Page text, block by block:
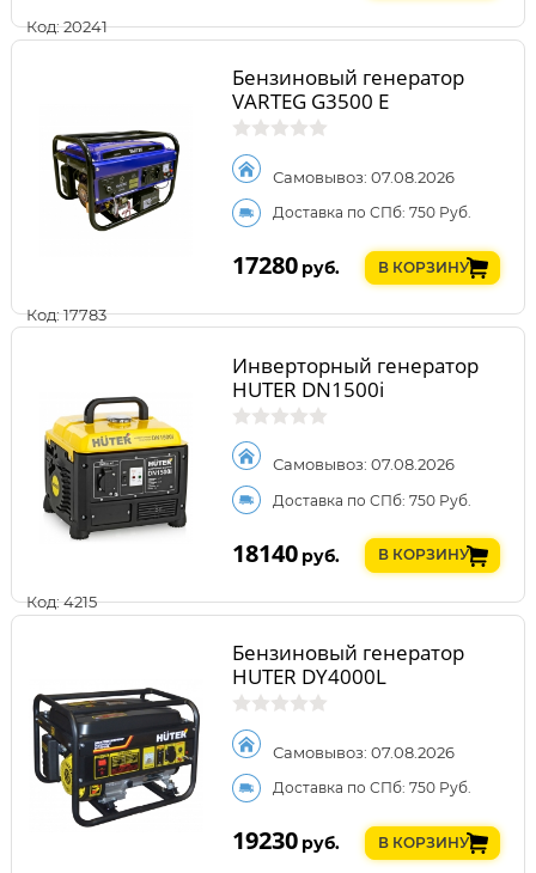
Код: 20241
Код: 17783
Бензиновый генератор
VARTEG G3500 E
Самовывоз: 07.08.2026
Доставка по СПб: 750 Руб.
17280 руб. В КОРЗИНУ
Код: 4215
Инверторный генератор
HUTER DN1500i
Самовывоз: 07.08.2026
Доставка по СПб: 750 Руб.
18140 руб. В КОРЗИНУ
Бензиновый генератор
HUTER DY4000L
Самовывоз: 07.08.2026
Доставка по СПб: 750 Руб.
19230 руб. В КОРЗИНУ